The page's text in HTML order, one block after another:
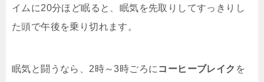
イムに20分ほど眠ると、眠気を先取りしてすっきりし
た頭で午後を乗り切れます。
眠気と闘うなら、2時～3時ごろに コーヒーブレイク を